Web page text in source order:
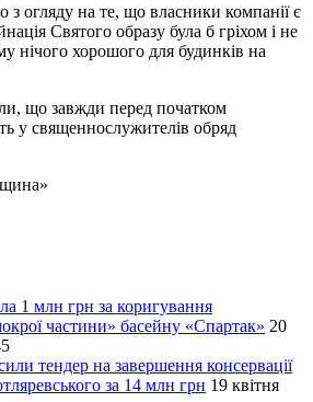
з огляду на те, що власники компанії є
Святого образу була б гріхом і не
нічого хорошого для будинків на
що завжди перед початком
у священнослужителів обряд
1 млн грн за коригування
частини» басейну «Спартак» 20
тендер на завершення консервації
за 14 млн грн 19 квітня